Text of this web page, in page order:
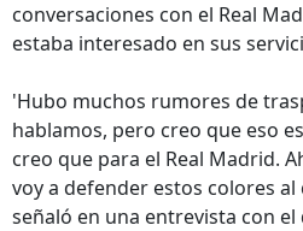
conversaciones con el Real
estaba interesado en sus
'Hubo muchos rumores de
hablamos, pero creo que eso
creo que para el Real Madrid.
voy a defender estos colores
señaló en una entrevista con